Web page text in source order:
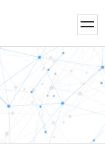
toggle